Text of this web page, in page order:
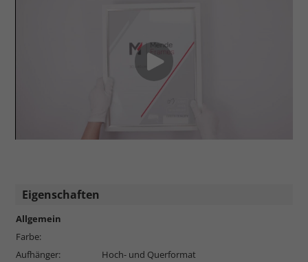
Eigenschaften
Allgemein
Farbe:
Aufhänger:
Hoch- und Querformat